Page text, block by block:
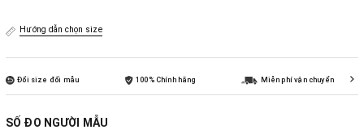
Hướng dẫn chọn size
Đổi size đổi mẫu 100% Chính hãng Miễn phí vận chuyển
SỐ ĐO NGƯỜI MẪU